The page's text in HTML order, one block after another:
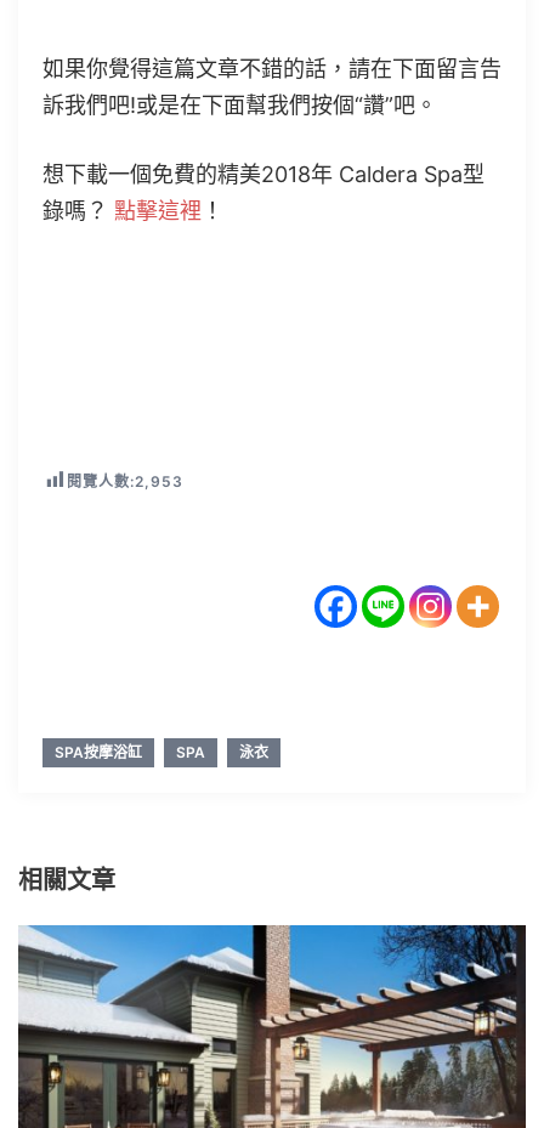
如果你覺得這篇文章不錯的話，請在下面留言告
訴我們吧!或是在下面幫我們按個“讚”吧。
想下載一個免費的精美2018年 Caldera Spa型
錄嗎？ 點擊這裡 ！
閱覽人數:2,953
SPA按摩浴缸 SPA 泳衣
相關文章